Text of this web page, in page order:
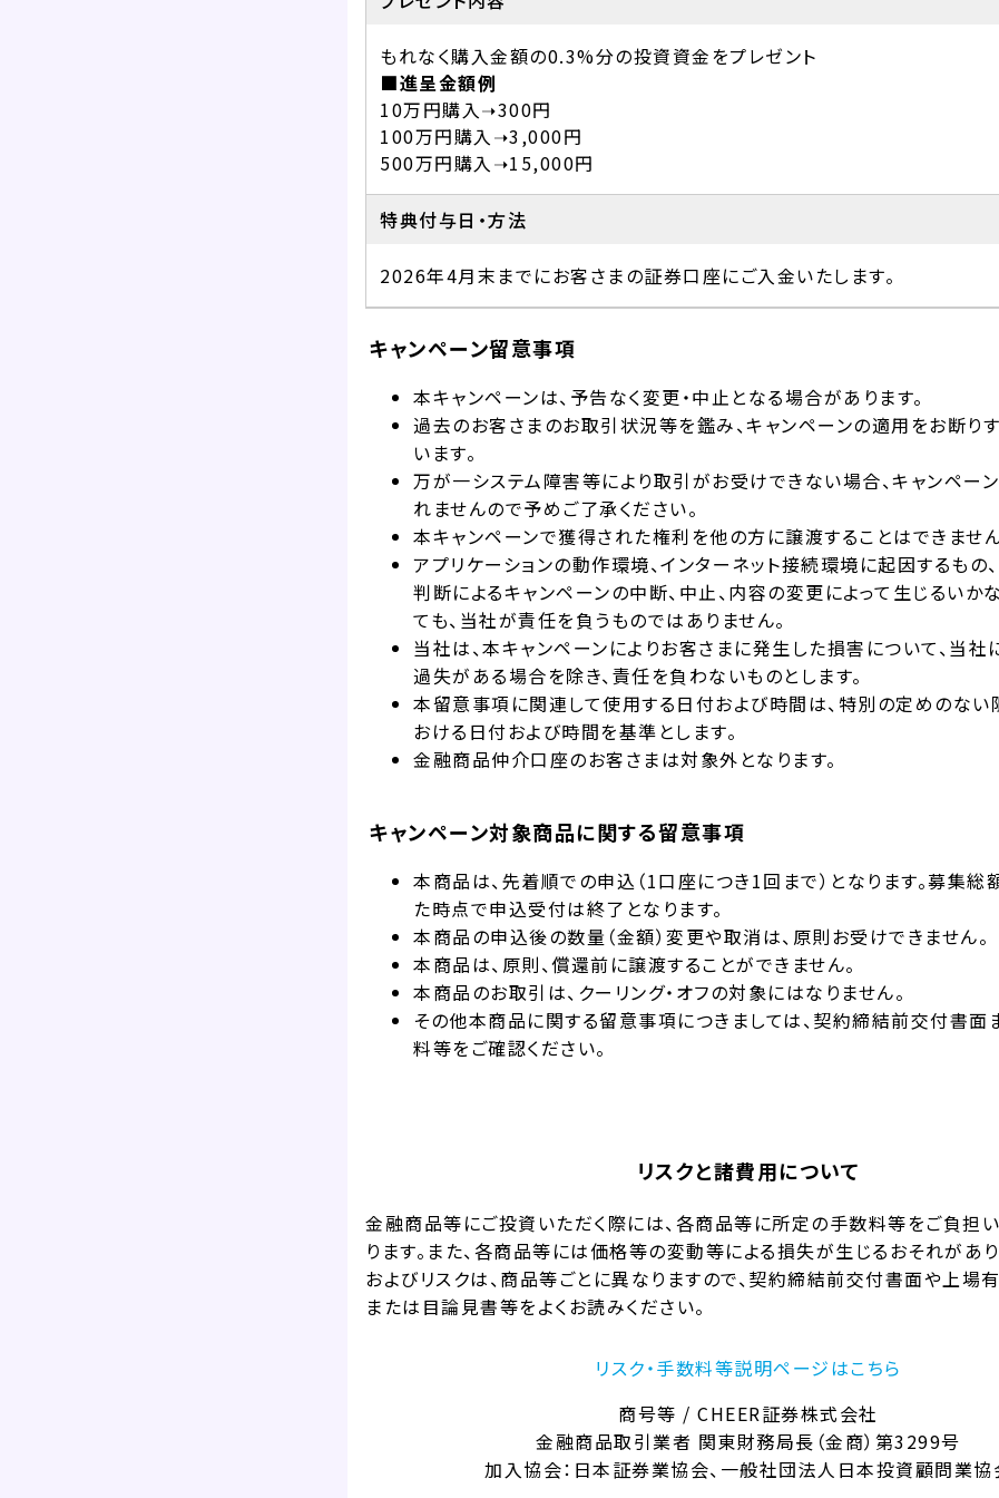
もれなく購入金額の0.3%分の投資資金をプレゼント
■進呈金額例
10万円購入➝300円
100万円購入➝3,000円
500万円購入➝15,000円
特典付与日・方法
2026年4月末までにお客さまの証券口座にご入金いたします。
キャンペーン留意事項
本キャンペーンは、予告なく変更・中止となる場合があります。
過去のお客さまのお取引状況等を鑑み、キャンペーンの適用をお断り
います。
万が一システム障害等により取引がお受けできない場合、キャンペー
れませんので予めご了承ください。
本キャンペーンで獲得された権利を他の方に譲渡することはできません
アプリケーションの動作環境、インターネット接続環境に起因するもの
判断によるキャンペーンの中断、中止、内容の変更によって生じるいか
ても、当社が責任を負うものではありません。
当社は、本キャンペーンによりお客さまに発生した損害について、当
過失がある場合を除き、責任を負わないものとします。
本留意事項に関連して使用する日付および時間は、特別の定めのない
おける日付および時間を基準とします。
金融商品仲介口座のお客さまは対象外となります。
キャンペーン対象商品に関する留意事項
本商品は、先着順での申込（1口座につき1回まで）となります。募集総
た時点で申込受付は終了となります。
本商品の申込後の数量（金額）変更や取消は、原則お受けできません。
本商品は、原則、償還前に譲渡することができません。
本商品のお取引は、クーリング・オフの対象にはなりません。
その他本商品に関する留意事項につきましては、契約締結前交付書面
料等をご確認ください。
リスクと諸費用について
金融商品等にご投資いただく際には、各商品等に所定の手数料等をご負担
ります。また、各商品等には価格等の変動等による損失が生じるおそれがあ
およびリスクは、商品等ごとに異なりますので、契約締結前交付書面や上場
または目論見書等をよくお読みください。
リスク・手数料等説明ページはこちら
商号等 / CHEER証券株式会社
金融商品取引業者 関東財務局長（金商）第3299号
加入協会：日本証券業協会、一般社団法人日本投資顧問業協